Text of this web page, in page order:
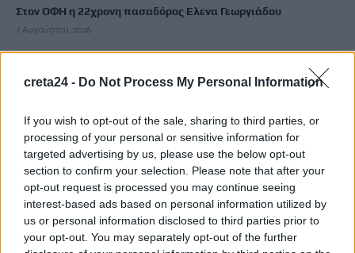
creta24 - Do Not Process My Personal Information
If you wish to opt-out of the sale, sharing to third parties, or
processing of your personal or sensitive information for
targeted advertising by us, please use the below opt-out
section to confirm your selection. Please note that after your
opt-out request is processed you may continue seeing
interest-based ads based on personal information utilized by
us or personal information disclosed to third parties prior to
your opt-out. You may separately opt-out of the further
Στον ΟΦΗ η 22χρονη πασαδόρος Ελενα Γεωργιάδου
7 Αυγούστου, 2026
Σαμαριά: «Πυρά» Καλογερή για τα λουκέτα στο φαράγγι –
«Αδικαιολόγητα τα περισσότερα κλεισίματα»
Καύσωνας: Η Μεσόγειος «βράζει» -Στους 33°C η θάλασσα στη
Μαγιόρκα, «δεν μπορούμε ούτε να δροσιστούμε», λένε οι
τουρίστες